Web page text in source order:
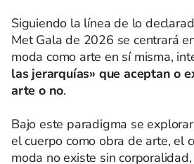
Siguiendo la línea de lo
Met Gala de 2026 se centrará
moda como arte en sí misma,
las jerarquías» que aceptan o
arte o no.
Bajo este paradigma se
el cuerpo como obra de arte, el
moda no existe sin